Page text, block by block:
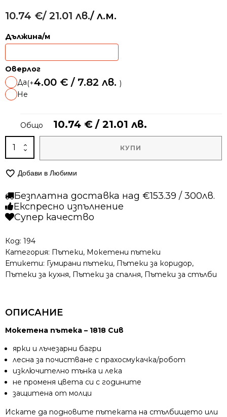
10.74 €/ 21.01 лв./ л.м.
Дължина/м
Оверлог
Да(+4.00 € / 7.82 лв. )
Не
Общо 10.74 € / 21.01 лв.
количество
за
пътека
1818
Сив
КУПИ
Добави в Любими
Безплатна доставка над €153.39 / 300лв.
Експресно изпълнение
Супер качество
Код: 194
Категория: Пътеки, Мокетени пътеки
Етикети: Гумирани пътеки, Пътеки за коридор,
Пътеки за кухня, Пътеки за спалня, Пътеки за стълби
ОПИСАНИЕ
Мокетена пътека – 1818 Сив
ярки и лъчезарни багри
лесна за почистване с прахосмукачка/робот
изключително тънка и лека
не променя цвета си с годините
защитена от молци
Искате да подновите пътеката на стълбището или